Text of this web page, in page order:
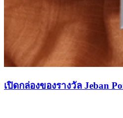
เปิดกล่องของรางวัล Jeban